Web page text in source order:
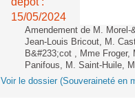
15/05/2024
Amendement de M.
Jean-Louis Bricout, M.
B&#233;cot , Mme
Panifous, M. Saint-Huile,
Voir le dossier (Souveraineté en